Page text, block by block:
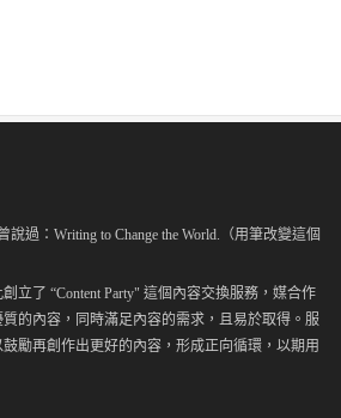
說過：Writing to Change the World.（用筆改變這個
立了 “Content Party" 這個內容交換服務，媒合作
的內容，同時滿足內容的需求，且易於取得。服
勵再創作出更好的內容，形成正向循環，以期用